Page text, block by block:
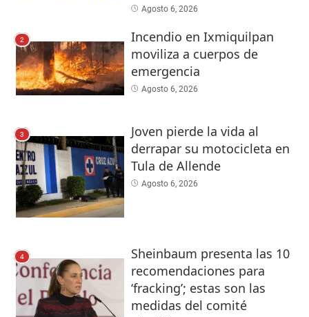
Agosto 6, 2026
2
Incendio en Ixmiquilpan
moviliza a cuerpos de
emergencia
Agosto 6, 2026
3
Joven pierde la vida al
derrapar su motocicleta en
Tula de Allende
Agosto 6, 2026
4
Sheinbaum presenta las 10
recomendaciones para
‘fracking’; estas son las
medidas del comité